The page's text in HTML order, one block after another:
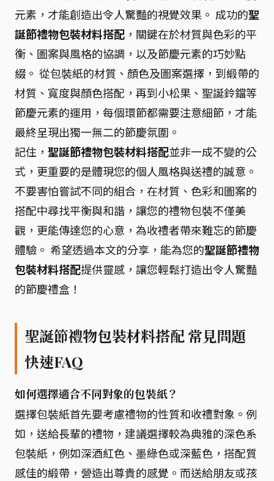
元素，才能創造出令人驚豔的視覺效果。 成功的聖
誕節禮物包裝材料搭配 ，關鍵在於材質與色彩的平
衡、圖案與風格的協調，以及節慶元素的巧妙點
綴。 從包裝紙的材質、顏色及圖案選擇，到緞帶的
材質、寬度與顏色搭配，再到小松果、聖誕鈴鐺等
節慶元素的運用，每個環節都需要注意細節，才能
最終呈現出獨一無二的節慶氛圍。
記住， 聖誕節禮物包裝材料搭配並非一成不變的公
式，更重要的是體現您的個人風格與送禮的誠意。
不要害怕嘗試不同的組合，在材質、色彩和圖案的
搭配中尋找平衡與和諧，讓您的禮物包裝不僅美
觀，更能傳達您的心意，為收禮者帶來難忘的節慶
體驗。 希望透過本文的分享，能為您的聖誕節禮物
包裝材料搭配提供靈感，讓您輕鬆打造出令人驚豔
的節慶禮盒！
聖誕節禮物包裝材料搭配 常見問題
快速FAQ
如何選擇適合不同對象的包裝紙？
選擇包裝紙首先要考慮禮物的性質和收禮對象。例
如，送給長輩的禮物，建議選擇較為典雅的深色系
包裝紙，例如深酒紅色、墨綠色或深藍色，搭配質
感佳的緞帶，營造出尊貴的感覺。而送給朋友或孩